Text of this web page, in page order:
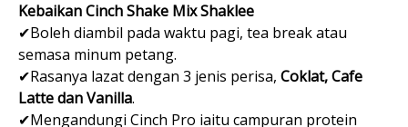
Kebaikan Cinch Shake Mix Shaklee
✔Boleh diambil pada waktu pagi, tea break atau
semasa minum petang.
✔Rasanya lazat dengan 3 jenis perisa, Coklat, Cafe
Latte dan Vanilla.
✔Mengandungi Cinch Pro iaitu campuran protein